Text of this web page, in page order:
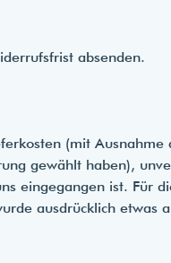
absenden.
(mit Ausnahme
gewählt haben),
eingegangen ist. Für
ausdrücklich etwas